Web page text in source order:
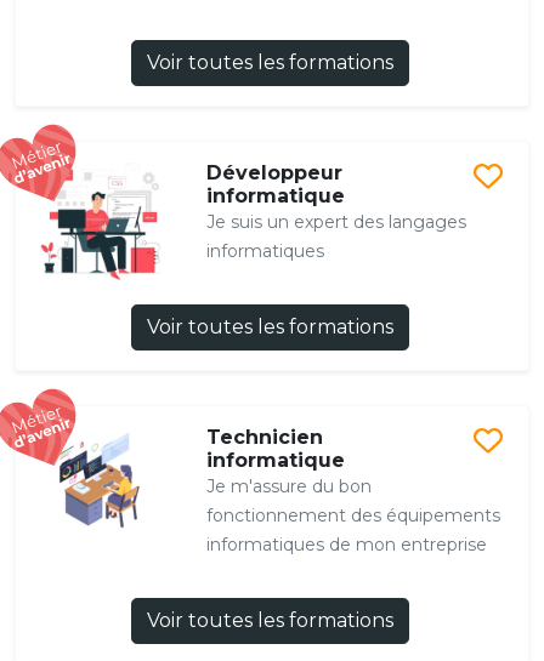
Voir toutes les formations
Développeur
informatique
Je suis un expert des langages
informatiques
Voir toutes les formations
Technicien
informatique
Je m'assure du bon
fonctionnement des équipements
informatiques de mon entreprise
Voir toutes les formations